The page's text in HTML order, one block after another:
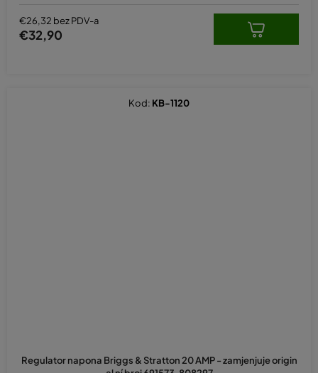
€26,32 bez PDV-a
€32,90
Regulator napona Briggs & Stratton 20 AMP - zamjenjuje origin
Kod: KB-1120